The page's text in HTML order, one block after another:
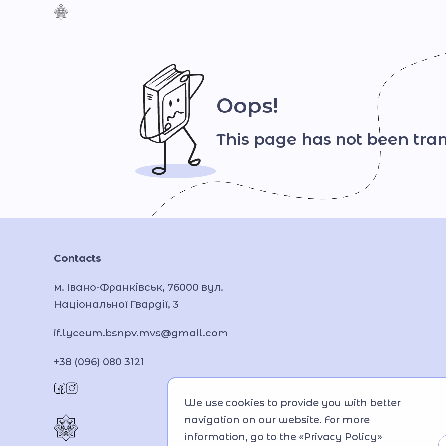
Контраст
Oops!
This page has not been
Contacts
м. Івано-Франківськ, 76000 вул.
Національної Гвардії, 3
if.lyceum.bsnpv.mvs@gmail.com
+38 (096) 080 3121
We use cookies to provide you with better
navigation on our website. For more
information, go to the «Privacy Policy»